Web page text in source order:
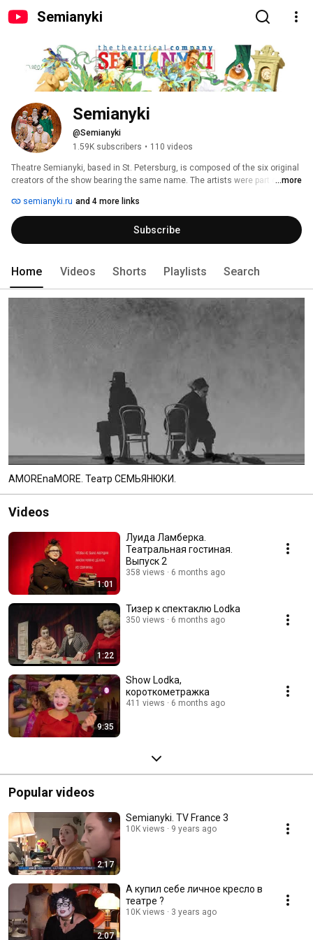
Semianyki
Semianyki
@Semianyki
1.59K subscribers • 110 videos
Theatre Semianyki, based in St. Petersburg, is composed of the six original
creators of the show bearing the same name. The artists were part of the
famed Teatr Licedei.
...more
semianyki.ru and 4 more links
Subscribe
Home Videos Shorts Playlists Search
AMOREnaMORE. Театр СЕМЬЯНЮКИ.
Videos
1:01
Луида Ламберка.
Театральная гостиная.
Выпуск 2
358 views 6 months ago
1:22
Тизер к спектаклю Lodka
350 views 6 months ago
9:35
Show Lodka,
короткометражка
411 views 6 months ago
Popular videos
2:17
Semianyki. TV France 3
10K views 9 years ago
2:07
А купил себе личное кресло в
театре ?
10K views 3 years ago